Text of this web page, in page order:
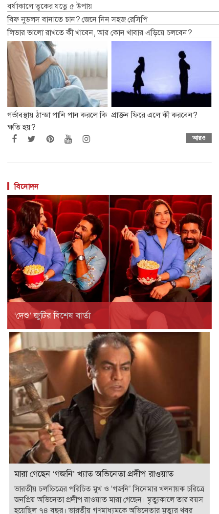
বর্ষাকালে ত্বকের যত্নে ৫ উপায়
বিফ নুডলস বানাতে চান? জেনে নিন সহজ রেসিপি
লিভার ভালো রাখতে কী খাবেন, আর কোন খাবার এড়িয়ে চলবেন?
গর্ভাবস্থায় ঠান্ডা পানি পান করলে কি
ক্ষতি হয়?
প্রাক্তন ফিরে এলে কী করবেন?
আরও
বিনোদন
‘দেশু’ জুটির বিশেষ বার্তা
মারা গেছেন ‘গজনি’ খ্যাত অভিনেতা প্রদীপ রাওয়াত
ভারতীয় চলচ্চিত্রের পরিচিত মুখ ও ‘গজনি’ সিনেমার খলনায়ক চরিত্রে
জনপ্রিয় অভিনেতা প্রদীপ রাওয়াত মারা গেছেন। মৃত্যুকালে তার বয়স
হয়েছিল ৭৪ বছর। ভারতীয় গণমাধ্যমকে অভিনেতার মৃত্যুর খবর